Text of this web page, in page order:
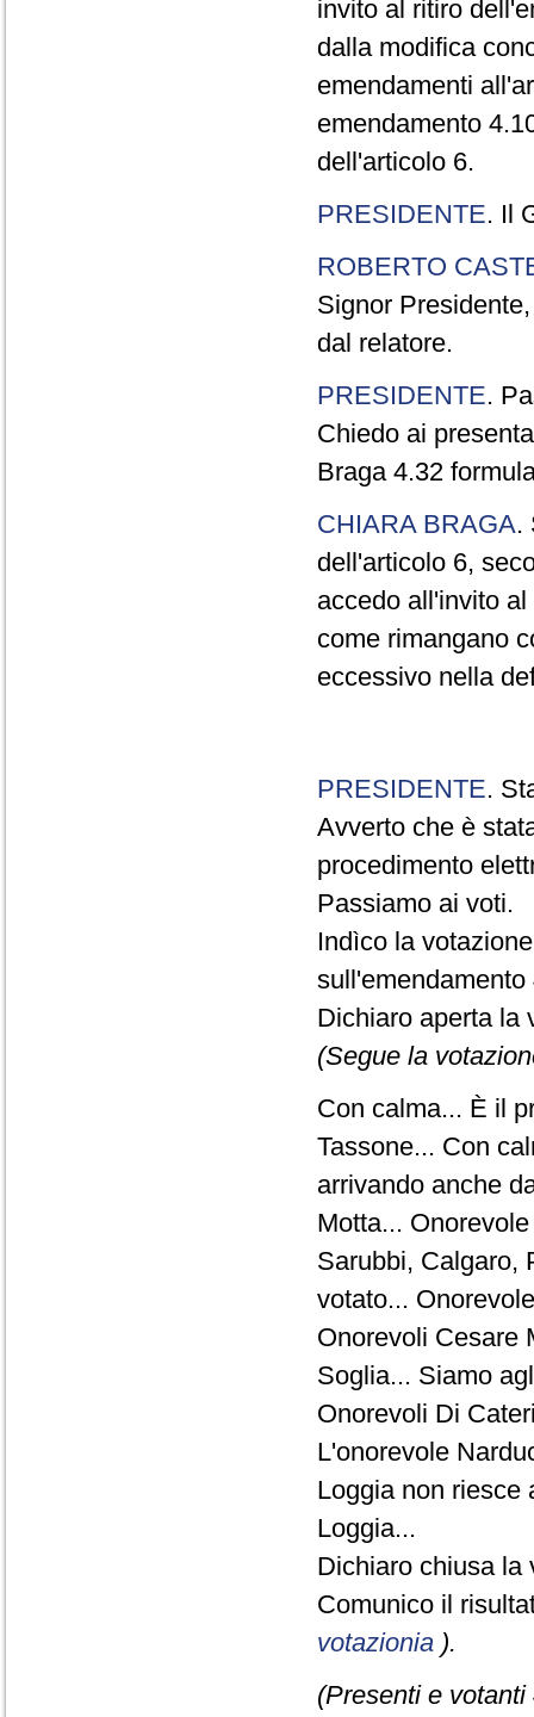
invito al ritiro
dalla modifica
emendamenti
emendamento
dell'articolo 6.
PRESIDENTE. Il
ROBERTO
Signor
dal relatore.
PRESIDENTE.
Chiedo ai
Braga 4.32
CHIARA BRAGA.
dell'articolo 6,
accedo all'invito
come rimangano
eccessivo nella
PRESIDENTE.
Avverto che è
procedimento
Passiamo ai voti.
Indìco la
Dichiaro aperta la
(Segue la
Con calma... È il
Tassone... Con
arrivando anche
Motta...
Sarubbi, Calgaro,
votato...
Onorevoli Cesare
Soglia... Siamo
Onorevoli Di
L'onorevole
Loggia non riesce
Loggia...
Dichiaro chiusa la
Comunico il
votazionia ).
(Presenti e votanti